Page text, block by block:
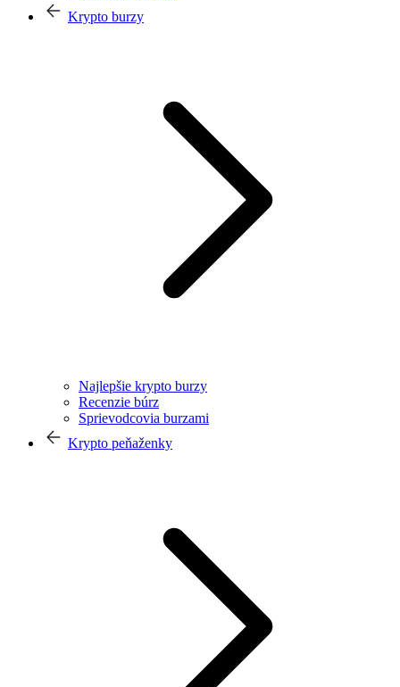
Krypto burzy
Najlepšie krypto burzy
Recenzie búrz
Sprievodcovia burzami
Krypto peňaženky